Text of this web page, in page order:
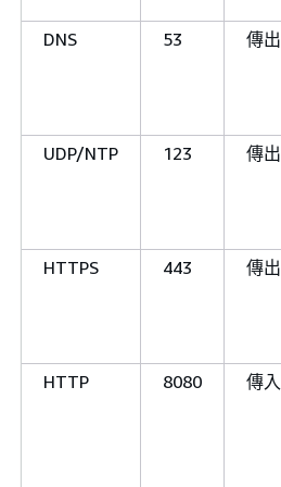
DNS 53 傳出
UDP/NTP 123 傳出
HTTPS 443 傳出
HTTP 8080 傳入